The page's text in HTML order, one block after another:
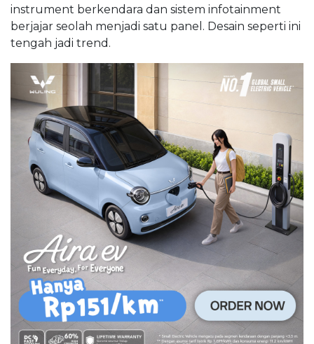
instrument berkendara dan sistem infotainment
berjajar seolah menjadi satu panel. Desain seperti ini
tengah jadi trend.